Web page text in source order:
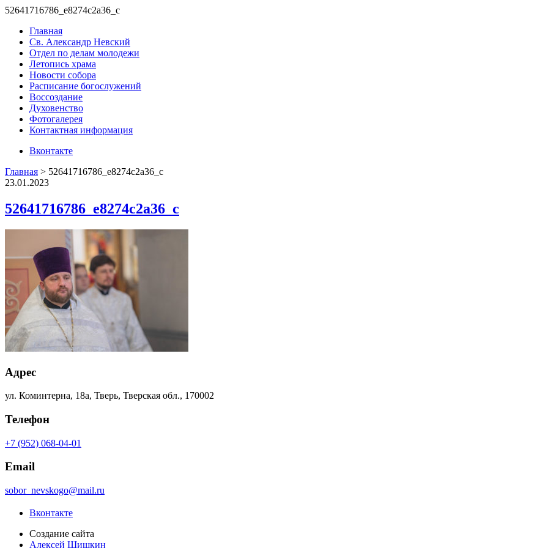
52641716786_e8274c2a36_c
Главная
Св. Александр Невский
Отдел по делам молодежи
Летопись храма
Новости собора
Расписание богослужений
Воссоздание
Духовенство
Фотогалерея
Контактная информация
Вконтакте
Главная > 52641716786_e8274c2a36_c
23.01.2023
52641716786_e8274c2a36_c
Адрес
ул. Коминтерна, 18а, Тверь, Тверская обл., 170002
Телефон
+7 (952) 068-04-01
Email
sobor_nevskogo@mail.ru
Вконтакте
Создание сайта
Алексей Шишкин